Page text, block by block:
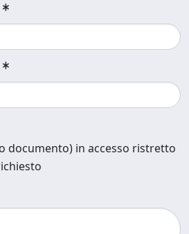
documento) in accesso ristretto